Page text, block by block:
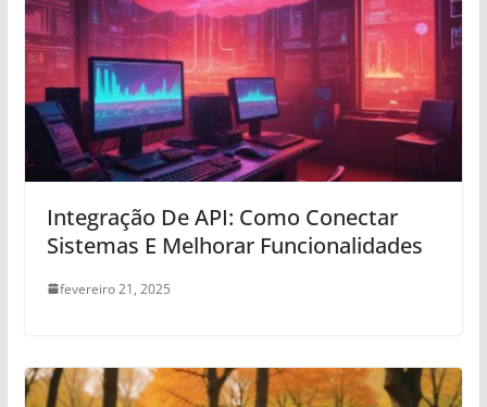
Integração De API: Como Conectar
Sistemas E Melhorar Funcionalidades
fevereiro 21, 2025